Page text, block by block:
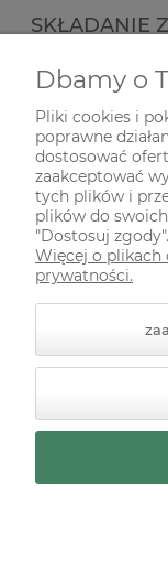
SKŁADANIE
INFORMACJE
ODWIEDŹ
Styl graficzny
Dbamy o
Pliki cookies i
poprawne
dostosować
zaakceptować
tych plików i
plików do
"Dostosuj zgody".
Więcej o plikach
prywatności.